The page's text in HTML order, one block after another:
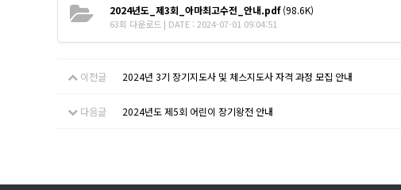
2024년도_제3회_아마최고수전_안내.pdf(98.6K)
63회 다운로드 | DATE : 2024-07-01 09:04:51
이전글 2024년 3기 장기지도사 및 체스지도사 자격 과정 모집 안내
다음글 2024년도 제5회 어린이 장기왕전 안내